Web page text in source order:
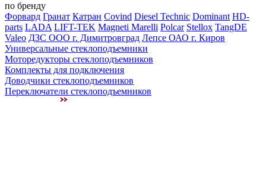
по бренду
Форвард Гранат Катран Covind Diesel Technic Dominant HD-
parts LADA LIFT-TEK Magneti Marelli Polcar Stellox TangDE
Valeo ДЗС ООО г. Димитровград Лепсе ОАО г. Киров
Универсальные стеклоподъемники
Моторедукторы стеклоподъемников
Комплекты для подключения
Доводчики стеклоподъемников
Переключатели стеклоподъемников